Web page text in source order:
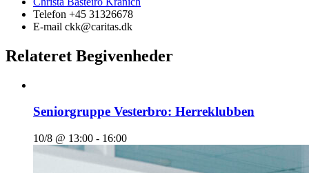
Telefon +45 31326678
E-mail ckk@caritas.dk
Relateret Begivenheder
Seniorgruppe Vesterbro: Herreklubben
10/8 @ 13:00 - 16:00